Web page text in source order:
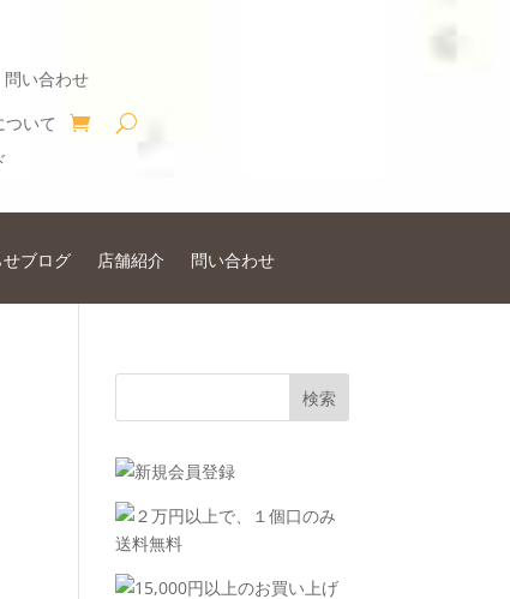
問い合わせ
ついて
ブログ 店舗紹介 問い合わせ